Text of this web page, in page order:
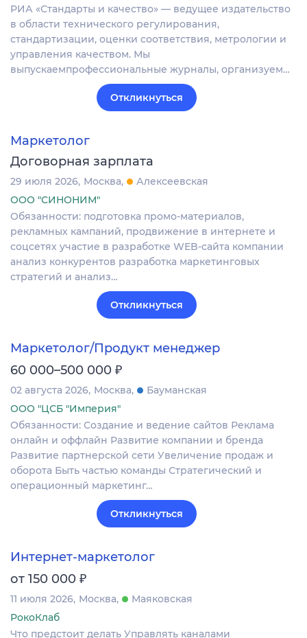
РИА «Стандарты и качество» — ведущее издательство
в области технического регулирования,
стандартизации, оценки соответствия, метрологии и
управления качеством. Мы
выпускаемпрофессиональные журналы, организуем…
Откликнуться
Маркетолог
Договорная зарплата
29 июля 2026 Москва
Алексеевская
ООО "СИНОНИМ"
Обязанности: подготовка промо-материалов,
рекламных кампаний, продвижение в интернете и
соцсетях участие в разработке WEB-сайта компании
анализ конкурентов разработка маркетинговых
стратегий и анализ…
Откликнуться
Маркетолог/Продукт менеджер
60 000–500 000 ₽
02 августа 2026 Москва
Бауманская
ООО "ЦСБ "Империя"
Обязанности: Создание и ведение сайтов Реклама
онлайн и оффлайн Развитие компании и бренда
Развитие партнерской сети Увеличение продаж и
оборота Быть частью команды Стратегический и
операционный маркетинг…
Откликнуться
Интернет-маркетолог
от 150 000 ₽
11 июля 2026 Москва
Маяковская
РокоКлаб
Что предстоит делать Управлять каналами